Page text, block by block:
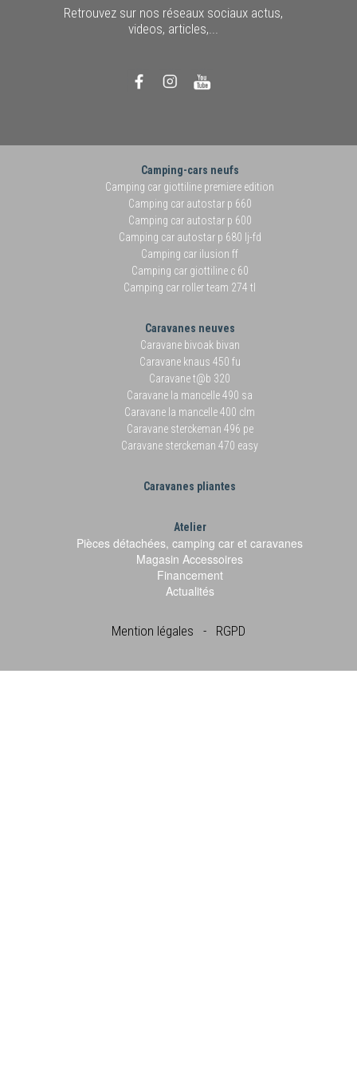
Retrouvez sur nos réseaux sociaux actus,
videos, articles,...
Camping-cars neufs
Camping car giottiline premiere edition
Camping car autostar p 660
Camping car autostar p 600
Camping car autostar p 680 lj-fd
Camping car ilusion ff
Camping car giottiline c 60
Camping car roller team 274 tl
Caravanes neuves
Caravane bivoak bivan
Caravane knaus 450 fu
Caravane t@b 320
Caravane la mancelle 490 sa
Caravane la mancelle 400 clm
Caravane sterckeman 496 pe
Caravane sterckeman 470 easy
Caravanes pliantes
Atelier
Pièces détachées, camping car et caravanes
Magasin Accessoires
Financement
Actualités
Mention légales - RGPD